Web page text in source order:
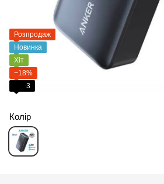
Розпродаж
Новинка
Хіт
−18%
3
Колір